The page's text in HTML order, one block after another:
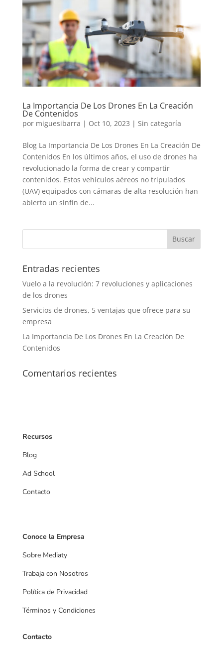
La Importancia De Los Drones En La Creación
De Contenidos
por miguesibarra | Oct 10, 2023 | Sin categoría
Blog La Importancia De Los Drones En La Creación De
Contenidos En los últimos años, el uso de drones ha
revolucionado la forma de crear y compartir
contenidos. Estos vehículos aéreos no tripulados
(UAV) equipados con cámaras de alta resolución han
abierto un sinfín de...
Entradas recientes
Vuelo a la revolución: 7 revoluciones y aplicaciones
de los drones
Servicios de drones, 5 ventajas que ofrece para su
empresa
La Importancia De Los Drones En La Creación De
Contenidos
Comentarios recientes
Recursos
Blog
Ad School
Contacto
Conoce la Empresa
Sobre Mediaty
Trabaja con Nosotros
Política de Privacidad
Términos y Condiciones
Contacto